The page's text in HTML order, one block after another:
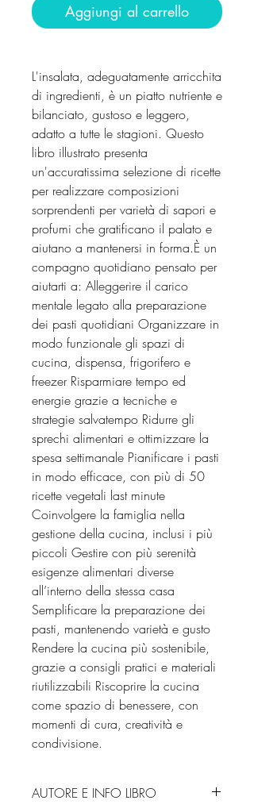
Aggiungi al carrello
L'insalata, adeguatamente arricchita
di ingredienti, è un piatto nutriente e
bilanciato, gustoso e leggero,
adatto a tutte le stagioni. Questo
libro illustrato presenta
un'accuratissima selezione di ricette
per realizzare composizioni
sorprendenti per varietà di sapori e
profumi che gratificano il palato e
aiutano a mantenersi in forma.È un
compagno quotidiano pensato per
aiutarti a: Alleggerire il carico
mentale legato alla preparazione
dei pasti quotidiani Organizzare in
modo funzionale gli spazi di
cucina, dispensa, frigorifero e
freezer Risparmiare tempo ed
energie grazie a tecniche e
strategie salvatempo Ridurre gli
sprechi alimentari e ottimizzare la
spesa settimanale Pianificare i pasti
in modo efficace, con più di 50
ricette vegetali last minute
Coinvolgere la famiglia nella
gestione della cucina, inclusi i più
piccoli Gestire con più serenità
esigenze alimentari diverse
all’interno della stessa casa
Semplificare la preparazione dei
pasti, mantenendo varietà e gusto
Rendere la cucina più sostenibile,
grazie a consigli pratici e materiali
riutilizzabili Riscoprire la cucina
come spazio di benessere, con
momenti di cura, creatività e
condivisione.
AUTORE E INFO LIBRO